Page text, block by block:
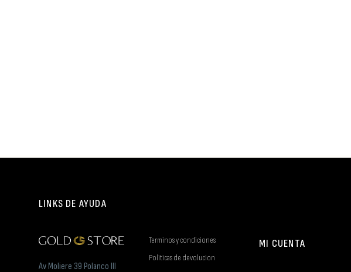
LINKS DE AYUDA
Av Moliere 39 Polanco III
Terminos y condiciones
Politicas de devolucion
MI CUENTA